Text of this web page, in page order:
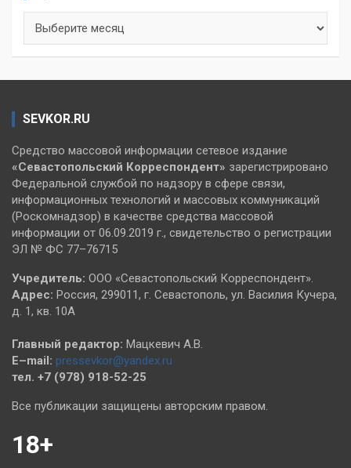
SEVKOR.RU
Средство массовой информации сетевое издание
«Севастопольский Корреспондент» зарегистрировано
Федеральной службой по надзору в сфере связи,
информационных технологий и массовых коммуникаций
(Роскомнадзор) в качестве средства массовой
информации от 06.09.2019 г., свидетельство о регистрации
ЭЛ № ФС 77–76715
Учредитель: ООО «Севастопольский Корреспондент».
Адрес: Россия, 299011, г. Севастополь, ул. Василия Кучера,
д. 1, кв. 10А
Главный редактор: Мацкевич А.В.
E–mail: pressevkor@yandex.ru
тел. +7 (978) 918-52-25
Все публикации защищены авторским правом.
18+